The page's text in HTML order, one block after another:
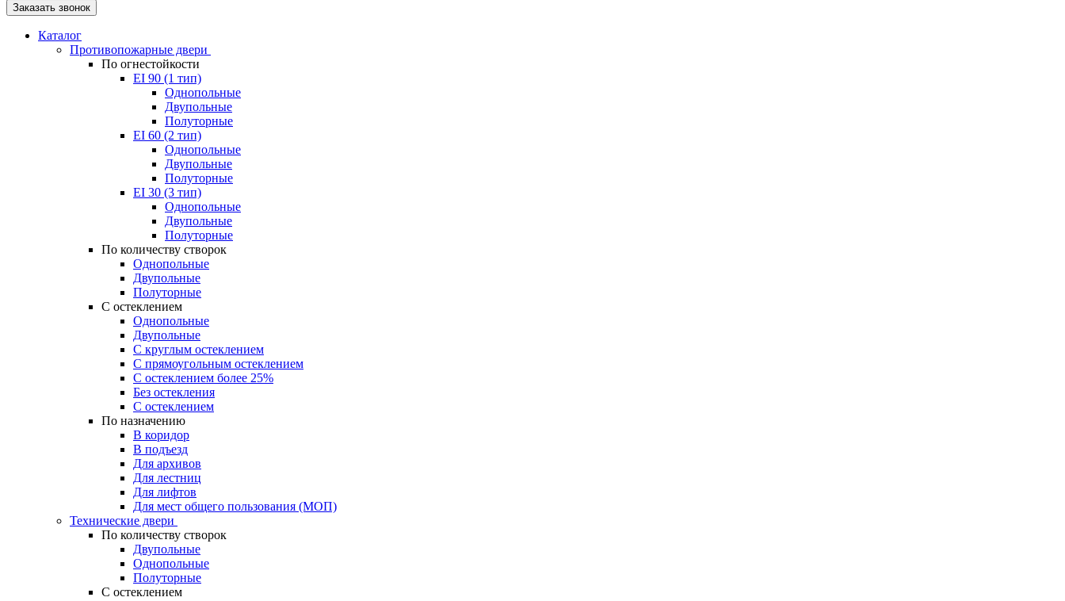
Заказать звонок
Каталог
Противопожарные двери
По огнестойкости
EI 90 (1 тип)
Однопольные
Двупольные
Полуторные
EI 60 (2 тип)
Однопольные
Двупольные
Полуторные
EI 30 (3 тип)
Однопольные
Двупольные
Полуторные
По количеству створок
Однопольные
Двупольные
Полуторные
С остеклением
Однопольные
Двупольные
С круглым остеклением
С прямоугольным остеклением
С остеклением более 25%
Без остекления
С остеклением
По назначению
В коридор
В подъезд
Для архивов
Для лестниц
Для лифтов
Для мест общего пользования (МОП)
Технические двери
По количеству створок
Двупольные
Однопольные
Полуторные
С остеклением